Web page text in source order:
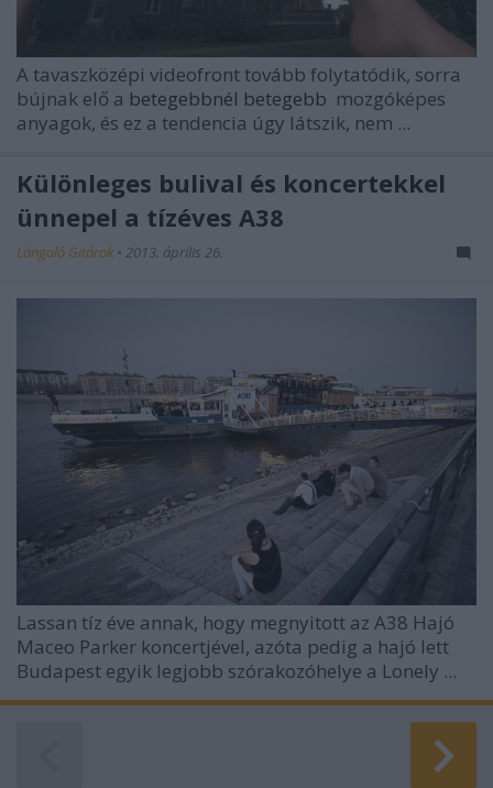
A tavaszközépi videofront tovább folytatódik, sorra
bújnak elő a betegebbnél betegebb mozgóképes
anyagok, és ez a tendencia úgy látszik, nem ...
Különleges bulival és koncertekkel
ünnepel a tízéves A38
Lángoló Gitárok • 2013. április 26.
Lassan tíz éve annak, hogy megnyitott az A38 Hajó
Maceo Parker koncertjével, azóta pedig a hajó lett
Budapest egyik legjobb szórakozóhelye a Lonely ...